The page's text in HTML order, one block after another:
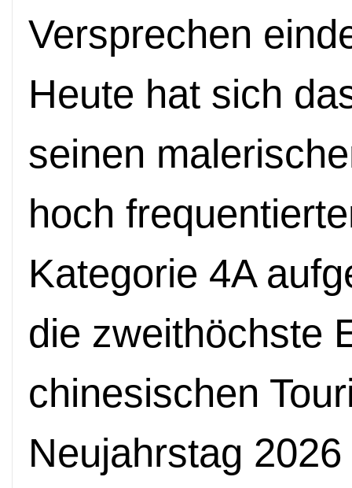
Versprechen
Heute hat sich
seinen
hoch
Kategorie 4A
die zweithöchste
chinesischen
Neujahrstag